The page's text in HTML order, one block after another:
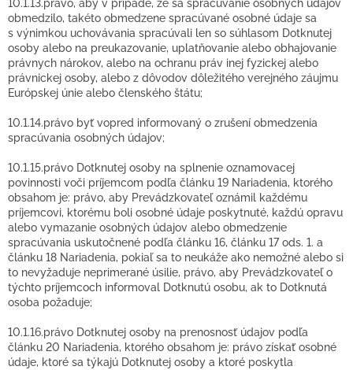
10.1.13.právo, aby v prípade, že sa spracúvanie osobných údajov
obmedzilo, takéto obmedzene spracúvané osobné údaje sa
s výnimkou uchovávania spracúvali len so súhlasom Dotknutej
osoby alebo na preukazovanie, uplatňovanie alebo obhajovanie
právnych nárokov, alebo na ochranu práv inej fyzickej alebo
právnickej osoby, alebo z dôvodov dôležitého verejného záujmu
Európskej únie alebo členského štátu;
10.1.14.právo byť vopred informovaný o zrušení obmedzenia
spracúvania osobných údajov;
10.1.15.právo Dotknutej osoby na splnenie oznamovacej
povinnosti voči príjemcom podľa článku 19 Nariadenia, ktorého
obsahom je: právo, aby Prevádzkovateľ oznámil každému
príjemcovi, ktorému boli osobné údaje poskytnuté, každú opravu
alebo vymazanie osobných údajov alebo obmedzenie
spracúvania uskutočnené podľa článku 16, článku 17 ods. 1. a
článku 18 Nariadenia, pokiaľ sa to neukáže ako nemožné alebo si
to nevyžaduje neprimerané úsilie, právo, aby Prevádzkovateľ o
týchto príjemcoch informoval Dotknutú osobu, ak to Dotknutá
osoba požaduje;
10.1.16.právo Dotknutej osoby na prenosnosť údajov podľa
článku 20 Nariadenia, ktorého obsahom je: právo získať osobné
údaje, ktoré sa týkajú Dotknutej osoby a ktoré poskytla